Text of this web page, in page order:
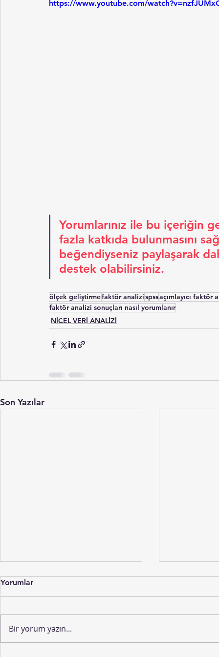
https://www.youtube.com/
Yorumlarınız ile bu içeriğin
fazla katkıda bulunmasını
beğendiyseniz paylaşarak
destek olabilirsiniz.
ölçek geliştirmefaktör analizispssaçımlayıcı faktör
faktör analizi sonuçları nasıl yorumlanır
NİCEL VERİ ANALİZİ
Son Yazılar
Yorumlar
Bir yorum yazın...